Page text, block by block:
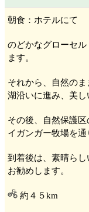
朝食：ホテルにて
のどかなグローセル
ます。
それから、自然の
湖沿いに進み、美
その後、自然保護
イガンガー牧場を
到着後は、素晴ら
お勧めします。
約４５km